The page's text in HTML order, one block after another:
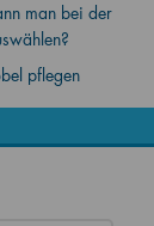
man bei der
pflegen